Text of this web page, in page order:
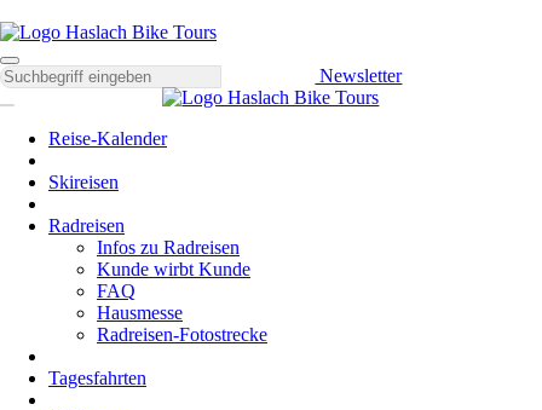
Newsletter
Reise-Kalender
Skireisen
Radreisen
Infos zu Radreisen
Kunde wirbt Kunde
FAQ
Hausmesse
Radreisen-Fotostrecke
Tagesfahrten